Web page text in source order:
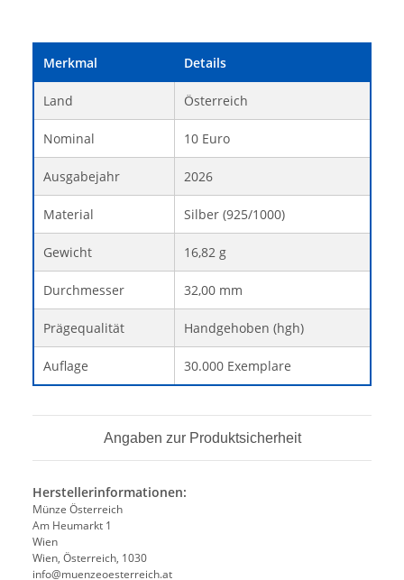
Merkmal Details
Land Österreich
Nominal 10 Euro
Ausgabejahr 2026
Material Silber (925/1000)
Gewicht 16,82 g
Durchmesser 32,00 mm
Prägequalität Handgehoben (hgh)
Auflage 30.000 Exemplare
Angaben zur Produktsicherheit
Herstellerinformationen:
Münze Österreich
Am Heumarkt 1
Wien
Wien, Österreich, 1030
info@muenzeoesterreich.at